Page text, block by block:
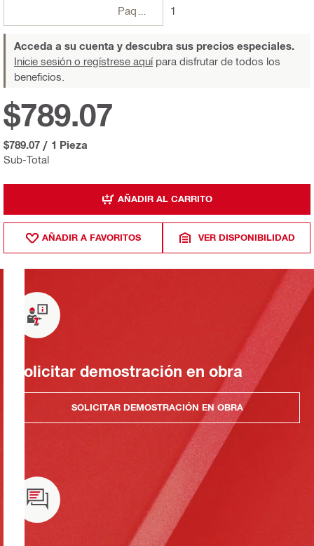
1
Acceda a su cuenta y descubra sus precios especiales.
Inicie sesión o regístrese aquípara disfrutar de todos los
beneficios.
Sub-Total
$789.07
$789.07 / 1 Pieza
AÑADIR AL CARRITO
AÑADIR A FAVORITOS VER DISPONIBILIDAD
Solicitar demostración en obra
SOLICITAR DEMOSTRACIÓN EN OBRA